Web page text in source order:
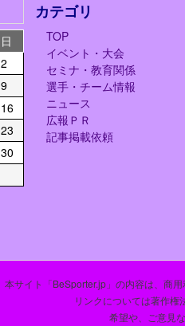
日
2
9
16
23
30
カテゴリ
TOP
イベント・大会
セミナ・教育関係
選手・チーム情報
ニュース
広報ＰＲ
記事掲載依頼
本サイト「BeSporter.jp」の内容は、商
リンクについては著作権
希望や、ご意見